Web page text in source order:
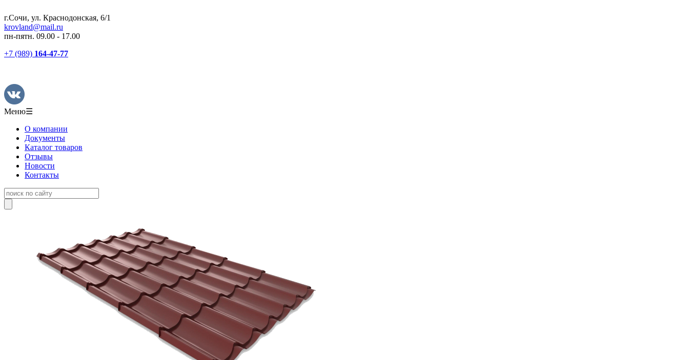
г.Сочи, ул. Краснодонская, 6/1
krovland@mail.ru
пн-пятн. 09.00 - 17.00
+7 (989) 164-47-77
Меню☰
О компании
Документы
Каталог товаров
Отзывы
Новости
Контакты